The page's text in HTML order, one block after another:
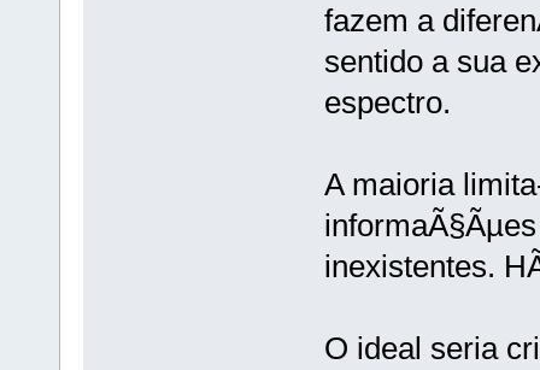
fazem a
sentido a sua
espectro.
A maioria
inexistentes.
O ideal seria